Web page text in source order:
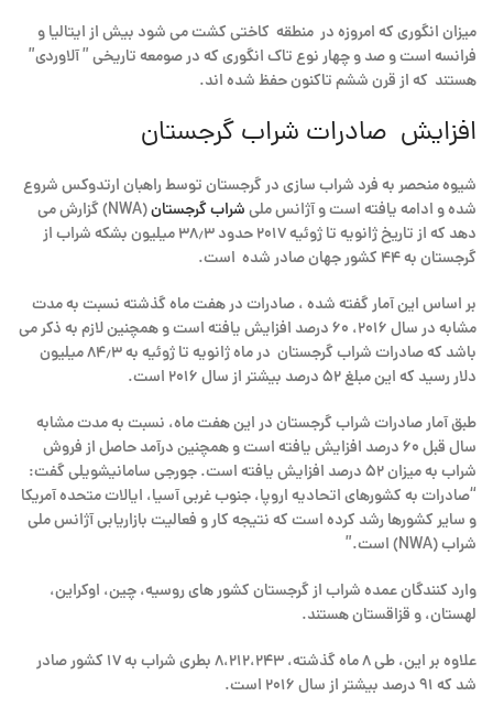
میزان انگوری که امروزه در منطقه کاختی کشت می شود بیش از ایتالیا و
فرانسه است و صد و چهار نوع تاک انگوری که در صومعه تاریخی ” آلاوردی”
هستند که از قرن ششم تاکنون حفظ شده اند.
افزایش صادرات شراب گرجستان
شیوه منحصر به فرد شراب سازی در گرجستان توسط راهبان ارتدوکس شروع
شده و ادامه یافته است و آژانس ملیشراب گرجستان
(NWA) گزارش می
دهد که از تاریخ ژانویه تا ژوئیه ۲۰۱۷ حدود ۳۸٫۳ میلیون بشکه شراب از
گرجستان به ۴۴ کشور جهان صادر شده است.
بر اساس این آمار گفته شده ، صادرات در هفت ماه گذشته نسبت به مدت
مشابه در سال ۲۰۱۶، ۶۰ درصد افزایش یافته است و همچنین لازم به ذکر می
باشد که صادرات شراب گرجستان در ماه ژانویه تا ژوئیه به ۸۴٫۳ میلیون
دلار رسید که این مبلغ ۵۲ درصد بیشتر از سال ۲۰۱۶ است.
طبق آمار صادرات شراب گرجستان در این هفت ماه، نسبت به مدت مشابه
سال قبل ۶۰ درصد افزایش یافته است و همچنین درآمد حاصل از فروش
شراب به میزان ۵۲ درصد افزایش یافته است. جورجی سامانیشویلی گفت:
“صادرات به کشورهای اتحادیه اروپا، جنوب غربی آسیا، ایالات متحده آمریکا
و سایر کشورها رشد کرده است که نتیجه کار و فعالیت بازاریابی آژانس ملی
شراب (NWA) است.”
وارد کنندگان عمده شراب از گرجستان کشور های روسیه، چین، اوکراین،
لهستان، و قزاقستان هستند.
علاوه بر این، طی ۸ ماه گذشته، ۸،۲۱۲،۲۴۳ بطری شراب به ۱۷ کشور صادر
شد که ۹۱ درصد بیشتر از سال ۲۰۱۶ است.